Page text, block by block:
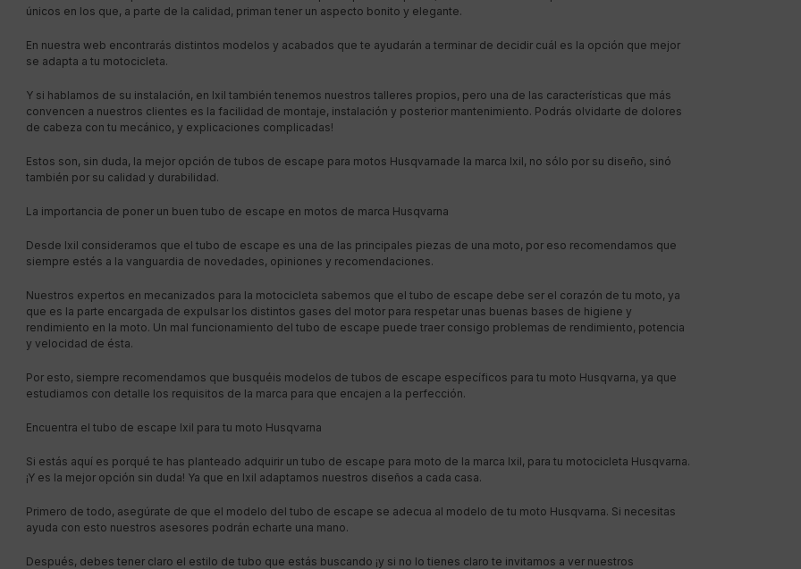
únicos en los que, a parte de la calidad, priman tener un aspecto bonito y elegante.
En nuestra web encontrarás distintos modelos y acabados que te ayudarán a terminar de decidir cuál es la opción que mejor
se adapta a tu motocicleta.
Y si hablamos de su instalación, en Ixil también tenemos nuestros talleres propios, pero una de las características que más
convencen a nuestros clientes es la facilidad de montaje, instalación y posterior mantenimiento. Podrás olvidarte de dolores
de cabeza con tu mecánico, y explicaciones complicadas!
Estos son, sin duda, la mejor opción de tubos de escape para motos Husqvarnade la marca Ixil, no sólo por su diseño, sinó
también por su calidad y durabilidad.
La importancia de poner un buen tubo de escape en motos de marca Husqvarna
Desde Ixil consideramos que el tubo de escape es una de las principales piezas de una moto, por eso recomendamos que
siempre estés a la vanguardia de novedades, opiniones y recomendaciones.
Nuestros expertos en mecanizados para la motocicleta sabemos que el tubo de escape debe ser el corazón de tu moto, ya
que es la parte encargada de expulsar los distintos gases del motor para respetar unas buenas bases de higiene y
rendimiento en la moto. Un mal funcionamiento del tubo de escape puede traer consigo problemas de rendimiento, potencia
y velocidad de ésta.
Por esto, siempre recomendamos que busquéis modelos de tubos de escape específicos para tu moto Husqvarna, ya que
estudiamos con detalle los requisitos de la marca para que encajen a la perfección.
Encuentra el tubo de escape Ixil para tu moto Husqvarna
Si estás aquí es porqué te has planteado adquirir un tubo de escape para moto de la marca Ixil, para tu motocicleta Husqvarna.
¡Y es la mejor opción sin duda! Ya que en Ixil adaptamos nuestros diseños a cada casa.
Primero de todo, asegúrate de que el modelo del tubo de escape se adecua al modelo de tu moto Husqvarna. Si necesitas
ayuda con esto nuestros asesores podrán echarte una mano.
Después, debes tener claro el estilo de tubo que estás buscando ¡y si no lo tienes claro te invitamos a ver nuestros